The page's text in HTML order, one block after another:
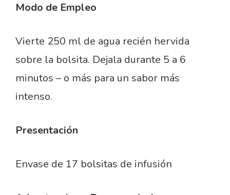
Modo de Empleo
Vierte 250 ml de agua recién hervida
sobre la bolsita. Dejala durante 5 a 6
minutos – o más para un sabor más
intenso.
Presentación
Envase de 17 bolsitas de infusión